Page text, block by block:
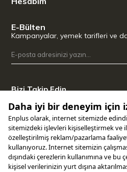
E-Bülten
Kampanyalar, yemek tarifleri ve
Bizi Takip Edin
Uygulamamızı İndirin